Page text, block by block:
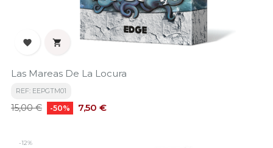
 
Las Mareas De La Locura
REF: EEPGTM01
Precio
15,00 € -50% Precio
7,50 €
-12%